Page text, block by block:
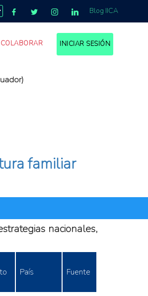
Blog IICA
COLABORAR INICIAR SESIÓN
familiar
nacionales,
País Fuente